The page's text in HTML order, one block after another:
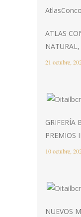
ATLAS
21 octubre,
GRIFERÍA
PREMIOS
10 octubre,
NUEVOS